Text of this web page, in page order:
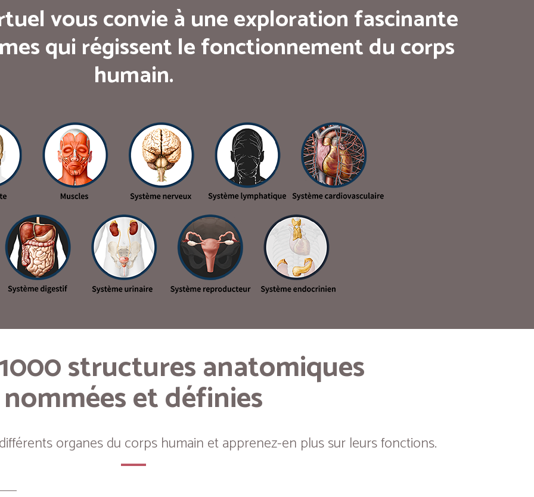
vous convie à une exploration fascinante
qui régissent le fonctionnement du corps
humain.
structures anatomiques
nommées et définies
organes du corps humain et apprenez-en plus sur leurs fonctions.